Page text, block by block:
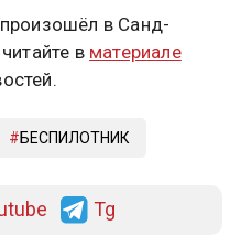
в Санд-
в материале
БЕСПИЛОТНИК
Tg